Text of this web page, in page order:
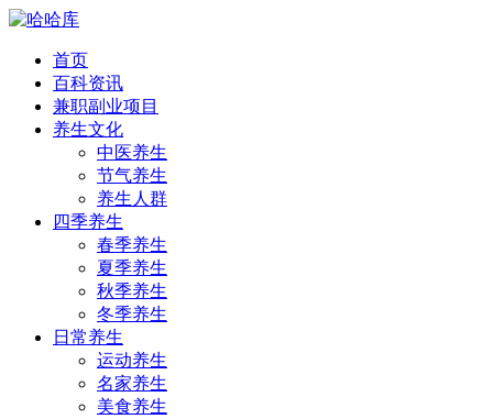
首页
百科资讯
兼职副业项目
养生文化
中医养生
节气养生
养生人群
四季养生
春季养生
夏季养生
秋季养生
冬季养生
日常养生
运动养生
名家养生
美食养生